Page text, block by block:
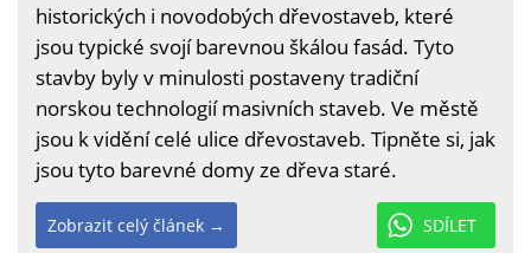
historických i novodobých dřevostaveb, které
jsou typické svojí barevnou škálou fasád. Tyto
stavby byly v minulosti postaveny tradiční
norskou technologií masivních staveb. Ve městě
jsou k vidění celé ulice dřevostaveb. Tipněte si, jak
jsou tyto barevné domy ze dřeva staré.
SDÍLET
Zobrazit celý článek →